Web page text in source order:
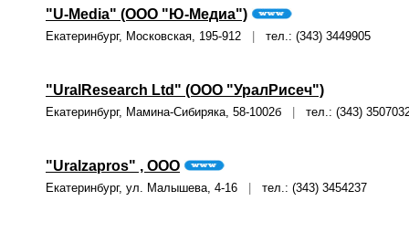
"U-Media" (ООО "Ю-Медиа")
Екатеринбург, Московская, 195-912 тел.: (343) 3449905
"UralResearch Ltd" (ООО "УралРисеч")
Екатеринбург, Мамина-Сибиряка, 58-1002б тел.: (343)
"Uralzapros" , ООО
Екатеринбург, ул. Малышева, 4-16 тел.: (343) 3454237